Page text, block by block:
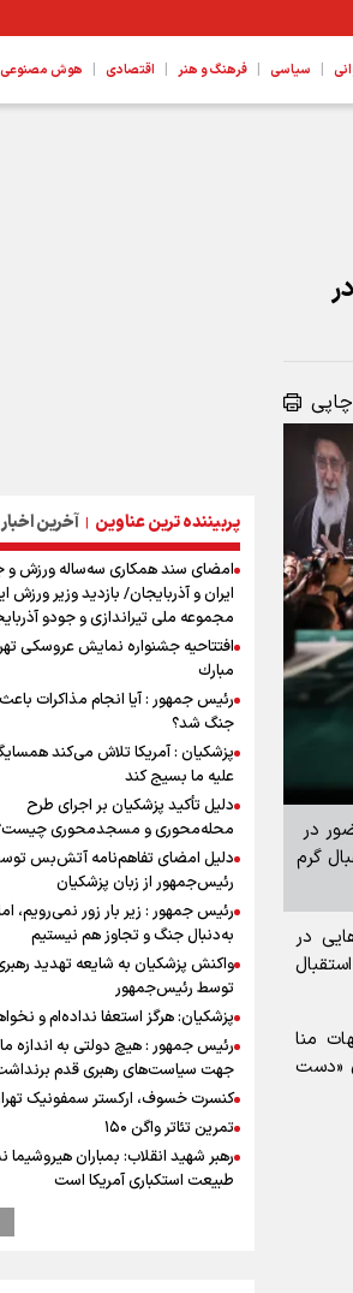
| سیاسی | فرهنگ و هنر | اقتصادی | هوش مصنوعی،
در
گرم
در
منا
«دست
پربیننده ترین عناوین | آخرین اخبار
امضای سند همکاری سه‌ساله ورزش و
ایران و آذربایجان/ بازدید وزیر ورزش
مجموعه ملی تیراندازی و جودو
افتتاحیه جشنواره نمايش عروسكى
مبارك
رئیس جمهور : آیا انجام مذاکرات
جنگ شد؟
پزشکیان : آمریکا تلاش می‌کند
علیه ما بسیج کند
دلیل تأکید پزشکیان بر اجرای طرح
محله‌محوری و مسجدمحوری
دلیل امضای تفاهم‌نامه آتش‌بس
رئیس‌جمهور از زبان پزشکیان
رئیس جمهور : زیر بار زور نمی‌رویم،
به‌دنبال جنگ و تجاوز هم نیستیم
واکنش پزشکیان به شایعه تهدید
توسط رئیس‌جمهور
پزشکیان: هرگز استعفا نداده‌ام و
رئیس جمهور : هیچ دولتی به اندازه
جهت سیاست‌های رهبری قدم
کنسرت خسوف، ارکستر سمفونیک
تمرین تئاتر واگن ۱۵۰
رهبر شهید انقلاب: بمباران هیروشیما
طبیعت استکباری آمریکا است
ترامپ انگشت تهدید را به سمت